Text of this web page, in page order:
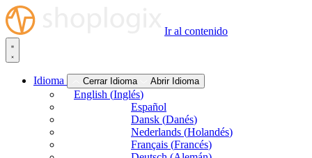
Ir al contenido
Idioma Cerrar Idioma Abrir Idioma
English (Inglés)
Español
Dansk (Danés)
Nederlands (Holandés)
Français (Francés)